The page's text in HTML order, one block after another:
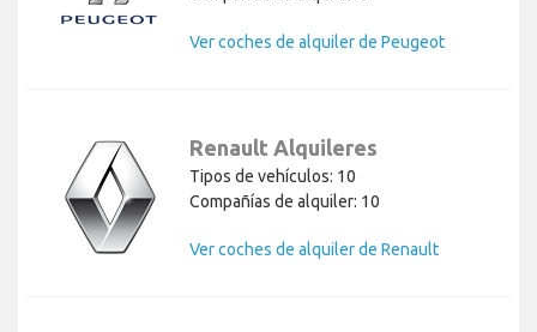
Ver coches de alquiler de Peugeot
Renault Alquileres
Tipos de vehículos: 10
Compañías de alquiler: 10
Ver coches de alquiler de Renault